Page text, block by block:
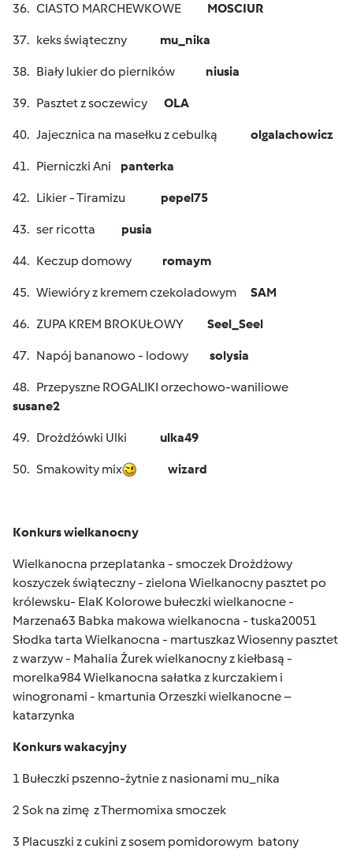
36. CIASTO MARCHEWKOWE MOSCIUR
37. keks świąteczny mu_nika
38. Biały lukier do pierników niusia
39. Pasztet z soczewicy OLA
40. Jajecznica na masełku z cebulką olgalachowicz
41. Pierniczki Ani panterka
42. Likier - Tiramizu pepel75
43. ser ricotta pusia
44. Keczup domowy romaym
45. Wiewióry z kremem czekoladowym SAM
46. ZUPA KREM BROKUŁOWY Seel_Seel
47. Napój bananowo - lodowy solysia
48. Przepyszne ROGALIKI orzechowo-waniliowe
susane2
49. Drożdżówki Ulki ulka49
50. Smakowity mix wizard
Konkurs wielkanocny
Wielkanocna przeplatanka - smoczek Drożdżowy
koszyczek świąteczny - zielona Wielkanocny pasztet po
królewsku- ElaK Kolorowe bułeczki wielkanocne -
Marzena63 Babka makowa wielkanocna - tuska20051
Słodka tarta Wielkanocna - martuszkaz Wiosenny pasztet
z warzyw - Mahalia Żurek wielkanocny z kiełbasą -
morelka984 Wielkanocna sałatka z kurczakiem i
winogronami - kmartunia Orzeszki wielkanocne –
katarzynka
Konkurs wakacyjny
1 Bułeczki pszenno-żytnie z nasionami mu_nika
2 Sok na zimę z Thermomixa smoczek
3 Placuszki z cukini z sosem pomidorowym batony